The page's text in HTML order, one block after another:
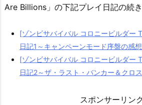
Are Billions」の下記プレイ日記の続き
[ゾンビサバイバル コロニービルダー
日記1～キャンペーンモード序盤の感
[ゾンビサバイバル コロニービルダー
日記2～ザ・ラスト・バンカー＆クロ
スポンサーリン